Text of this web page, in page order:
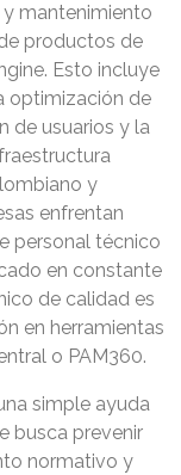
mantenimiento
productos de
Esto incluye
optimización de
de usuarios y la
y
enfrentan
personal técnico
en constante
de calidad es
en herramientas
o PAM360.
simple ayuda
busca prevenir
normativo y